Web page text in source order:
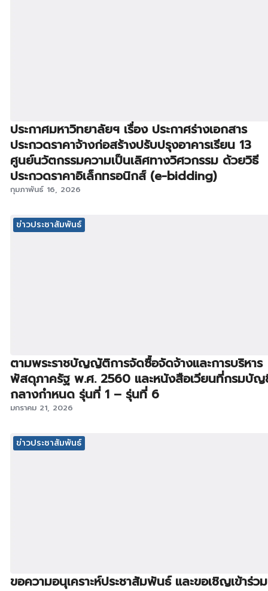
ประกาศมหาวิทยาลัยฯ เรื่อง ประกาศร่างเอกสาร
ประกวดราคาจ้างก่อสร้างปรับปรุงอาคารเรียน 13
ศูนย์นวัตกรรมความเป็นเลิศทางวิศวกรรม ด้วยวิธี
ประกวดราคาอิเล็กทรอนิกส์ (e-bidding)
กุมภาพันธ์ 16, 2026
ข่าวประชาสัมพันธ์
ตามพระราชบัญญัติการจัดซื้อจัดจ้างและการบริหาร
พัสดุภาครัฐ พ.ศ. 2560 และหนังสือเวียนที่กรมบัญ
กลางกำหนด รุ่นที่ 1 – รุ่นที่ 6
มกราคม 21, 2026
ข่าวประชาสัมพันธ์
ขอความอนุเคราะห์ประชาสัมพันธ์ และขอเชิญเข้าร่วม